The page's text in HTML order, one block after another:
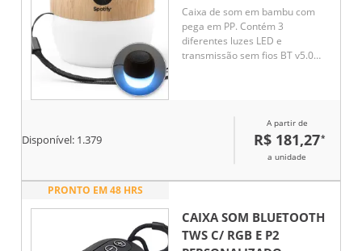
Caixa de som em bambu com
pega em PP. Contém 3
diferentes luzes LED e
transmissão sem fios BT v5.0
aproximada de 2 horas.
Disponível: 1.379
A partir de
R$ 181,27*
a unidade
PRONTO EM 48 HRS
CAIXA SOM BLUETOOTH
TWS C/ RGB E P2